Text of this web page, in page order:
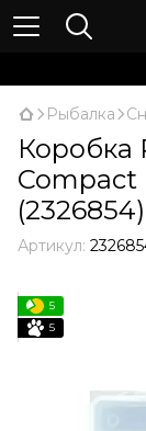
Рыбалка
Коробка
Compact
(2326854)
Артикул:
5
5